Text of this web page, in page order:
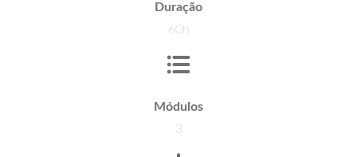
Duração
60h
Módulos
3